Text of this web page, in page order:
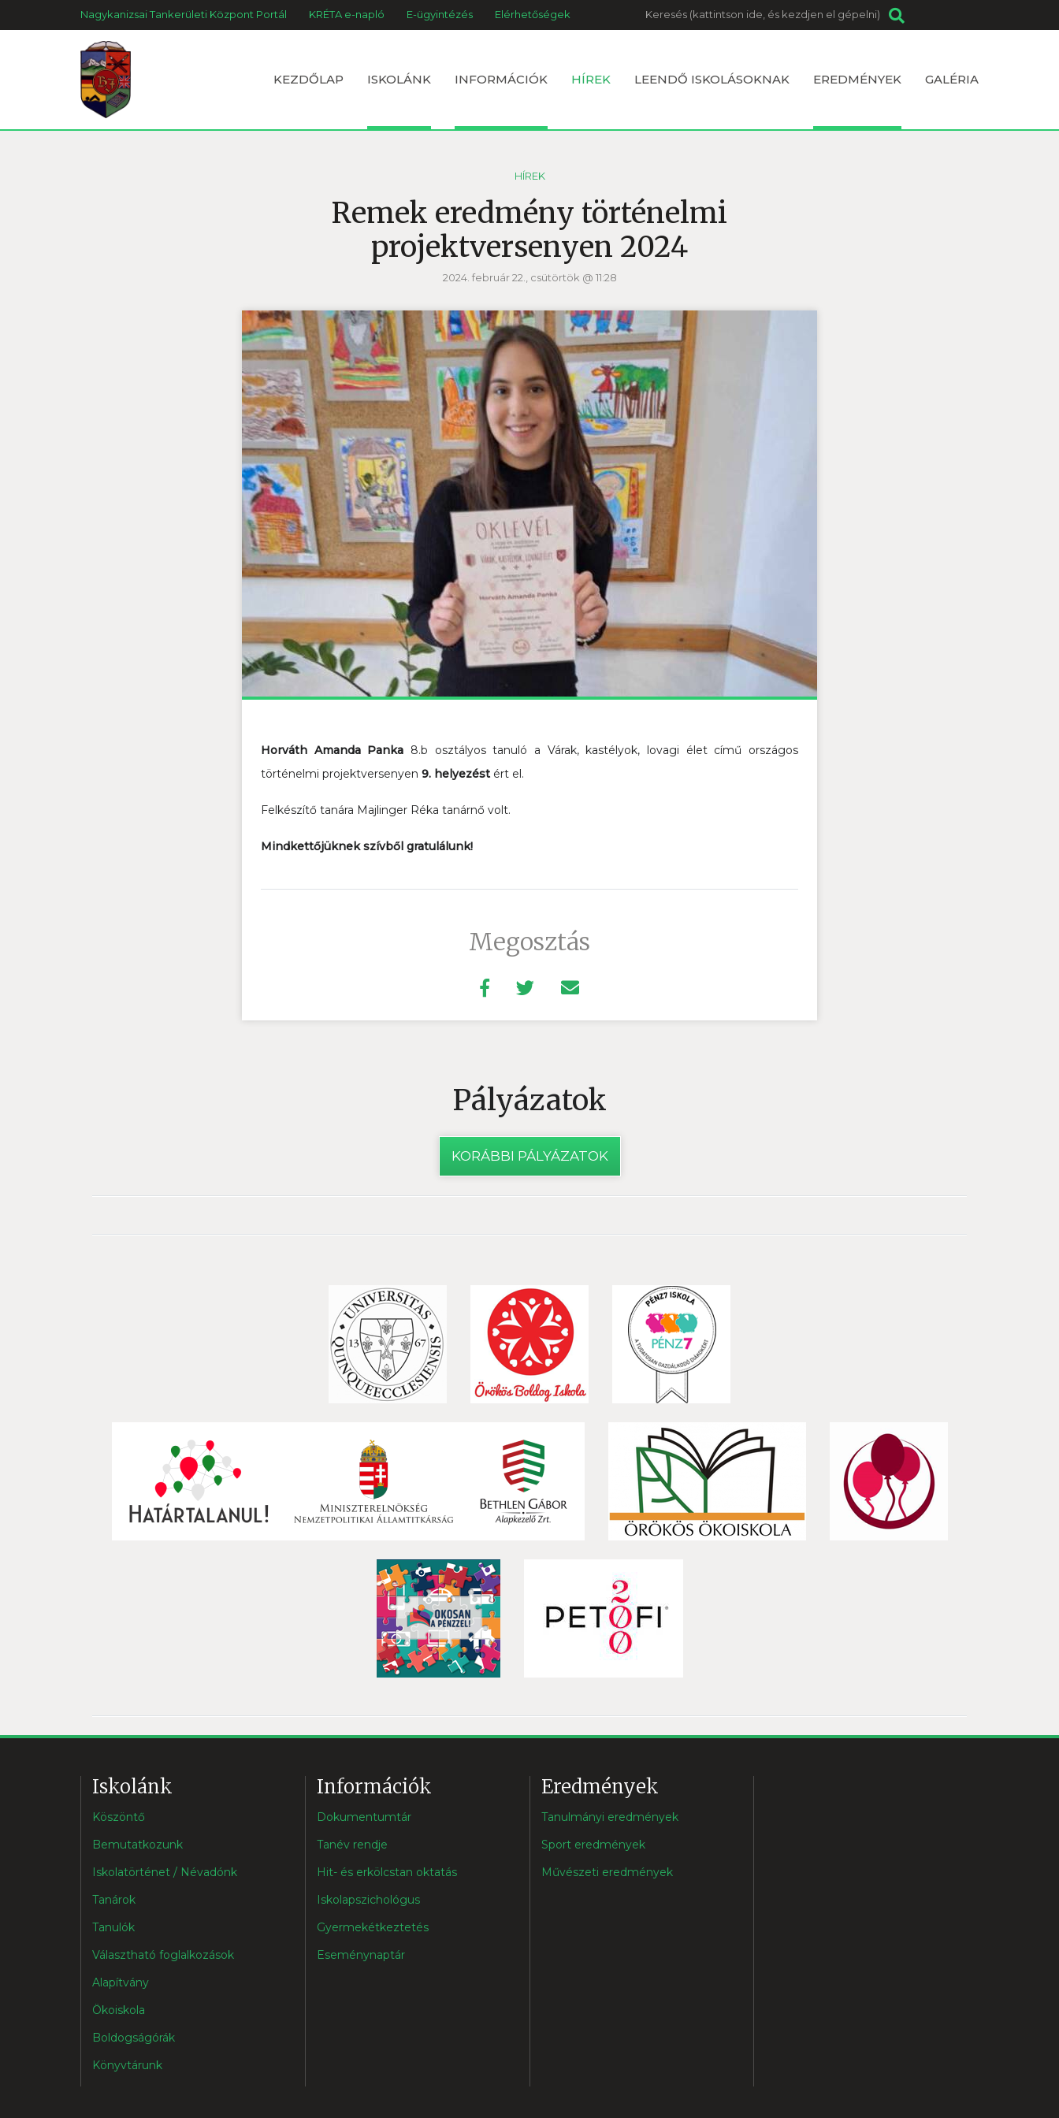
Nagykanizsai Tankerületi Központ Portál KRÉTA e-napló E-ügyintézés Elérhetőségek Keresés
KEZDŐLAP ISKOLÁNK INFORMÁCIÓK HÍREK LEENDŐ ISKOLÁSOKNAK EREDMÉNYEK GALÉRIA
HÍREK
Remek eredmény történelmi
projektversenyen 2024
2024. február 22., csütörtök @ 11:28
Horváth Amanda Panka 8.b osztályos tanuló a Várak, kastélyok, lovagi élet című országos
történelmi projektversenyen 9. helyezést ért el.
Felkészítő tanára Majlinger Réka tanárnő volt.
Mindkettőjüknek szívből gratulálunk!
Megosztás
Pályázatok
KORÁBBI PÁLYÁZATOK
Iskolánk
Köszöntő
Bemutatkozunk
Iskolatörténet / Névadónk
Tanárok
Tanulók
Választható foglalkozások
Alapítvány
Ökoiskola
Boldogságórák
Könyvtárunk
Információk
Dokumentumtár
Tanév rendje
Hit- és erkölcstan oktatás
Iskolapszichológus
Gyermekétkeztetés
Eseménynaptár
Eredmények
Tanulmányi eredmények
Sport eredmények
Művészeti eredmények